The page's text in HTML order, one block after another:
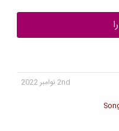
2nd نوامبر 2022